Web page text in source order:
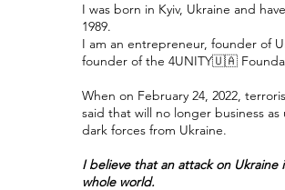
I was born in Kyiv, Ukraine and
1989.
I am an entrepreneur, founder of
founder of the 4UNITY🇺🇦
When on February 24, 2022,
said that will no longer business
dark forces from Ukraine.
I believe that an attack on Ukraine
whole world.